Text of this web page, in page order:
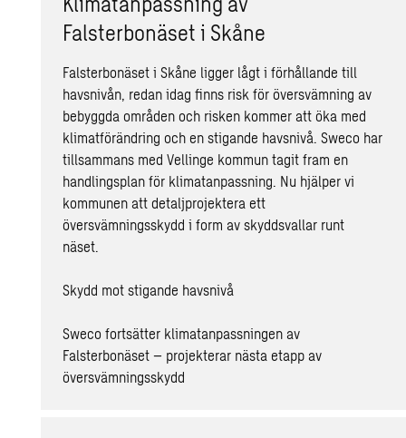
Falsterbonäset i Skåne
Falsterbonäset i Skåne ligger lågt i förhållande till
havsnivån, redan idag finns risk för översvämning av
bebyggda områden och risken kommer att öka med
klimatförändring och en stigande havsnivå. Sweco har
tillsammans med Vellinge kommun tagit fram en
handlingsplan för klimatanpassning. Nu hjälper vi
kommunen att detaljprojektera ett
översvämningsskydd i form av skyddsvallar runt
näset.
Skydd mot stigande havsnivå
Sweco fortsätter klimatanpassningen av
Falsterbonäset – projekterar nästa etapp av
översvämningsskydd